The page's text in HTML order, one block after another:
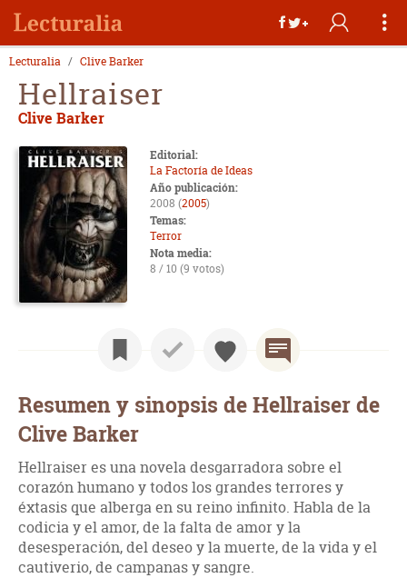
Lecturalia Clive Barker
Hellraiser
Clive Barker
Editorial:
La Factoría de Ideas
Año publicación:
2008 (2005)
Temas:
Terror
Nota media:
8 / 10 (9 votos)
Resumen y sinopsis de Hellraiser de
Clive Barker
Hellraiser es una novela desgarradora sobre el
corazón humano y todos los grandes terrores y
éxtasis que alberga en su reino infinito. Habla de la
codicia y el amor, de la falta de amor y la
desesperación, del deseo y la muerte, de la vida y el
cautiverio, de campanas y sangre.